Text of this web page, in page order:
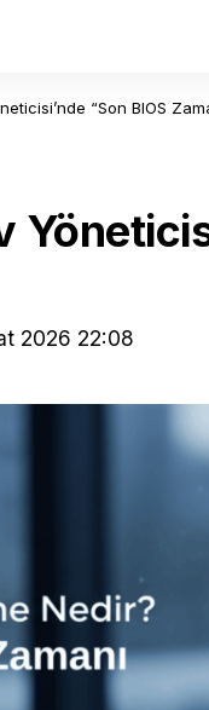
“Son BIOS
2026 22:08